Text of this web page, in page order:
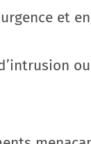
et
ou